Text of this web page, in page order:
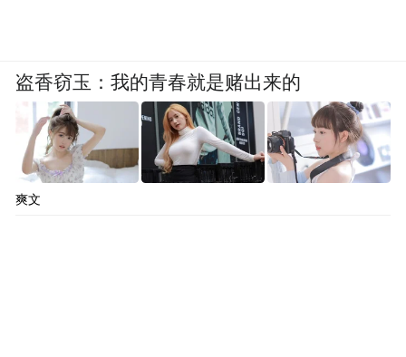
盗香窃玉：我的青春就是赌出来的
爽文